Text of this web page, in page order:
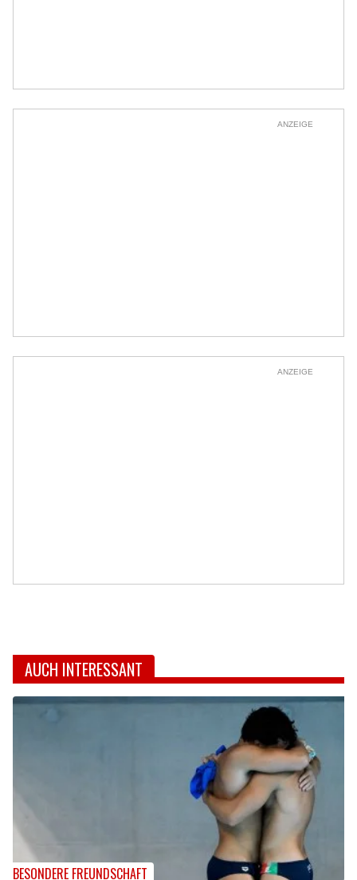
ANZEIGE
ANZEIGE
AUCH INTERESSANT
BESONDERE FREUNDSCHAFT